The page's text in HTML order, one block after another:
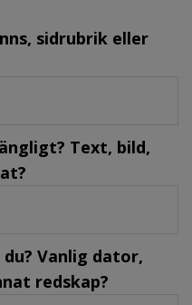
sidrubrik eller
Text, bild,
Vanlig dator,
redskap?